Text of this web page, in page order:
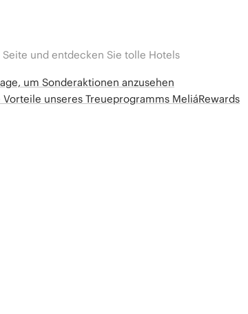
und entdecken Sie tolle Hotels
um Sonderaktionen anzusehen
unseres Treueprogramms MeliáRewards